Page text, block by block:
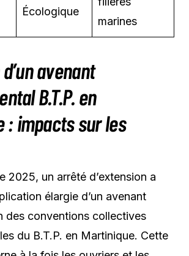
Écologique
marines
avenant
B.T.P. en
: impacts sur les
2025, un arrêté d’extension a
élargie d’un avenant
des conventions collectives
du B.T.P. en Martinique. Cette